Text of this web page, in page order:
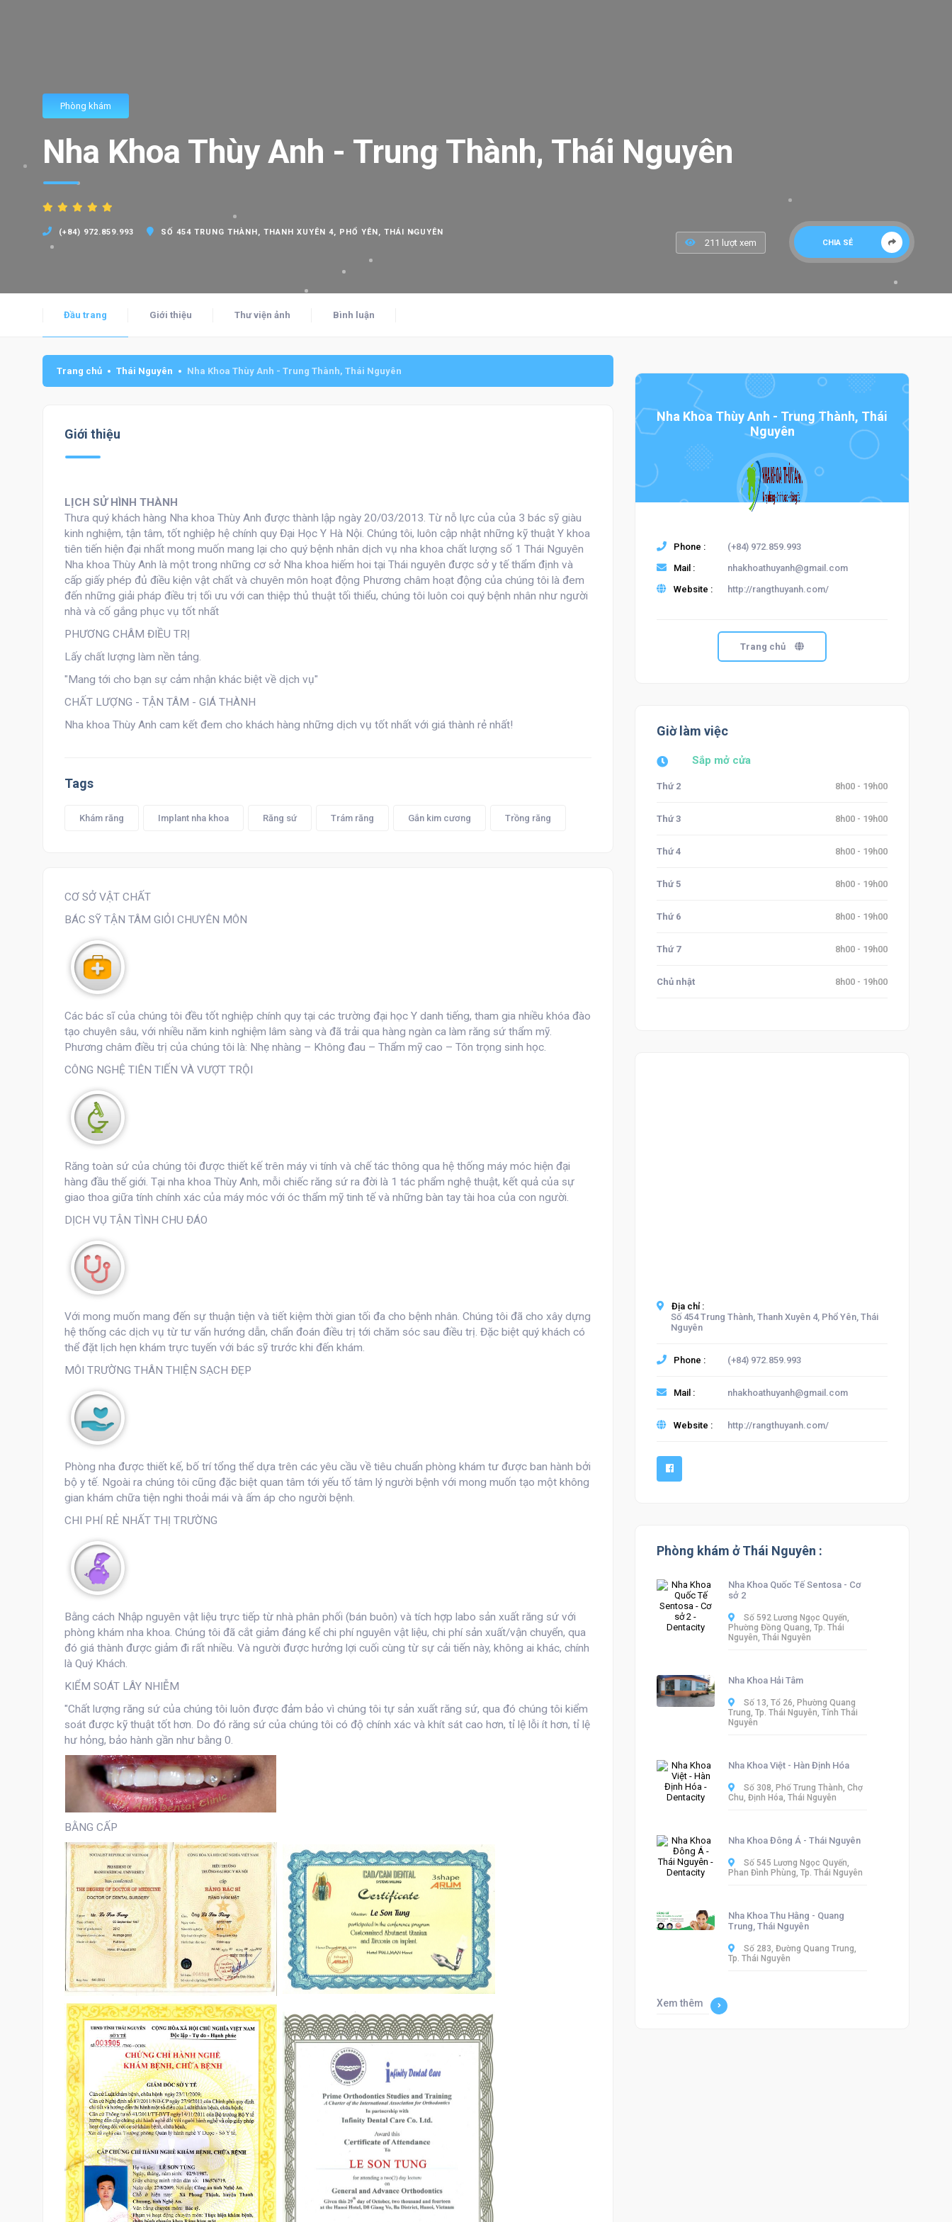
Phòng khám
Nha Khoa Thùy Anh - Trung Thành, Thái Nguyên
(+84) 972.859.993
SỐ 454 TRUNG THÀNH, THANH XUYÊN 4, PHỔ YÊN, THÁI NGUYÊN
CHIA SẺ
211 lượt xem
Đầu trang Giới thiệu Thư viện ảnh Bình luận
Trang chủ Thái Nguyên Nha Khoa Thùy Anh - Trung Thành, Thái Nguyên
Giới thiệu
LỊCH SỬ HÌNH THÀNH
Thưa quý khách hàng Nha khoa Thùy Anh được thành lập ngày 20/03/2013. Từ nỗ lực của của 3 bác sỹ giàu
kinh nghiệm, tận tâm, tốt nghiệp hệ chính quy Đại Học Y Hà Nội. Chúng tôi, luôn cập nhật những kỹ thuật Y khoa
tiên tiến hiện đại nhất mong muốn mang lại cho quý bệnh nhân dịch vụ nha khoa chất lượng số 1 Thái Nguyên
Nha khoa Thùy Anh là một trong những cơ sở Nha khoa hiếm hoi tại Thái nguyên được sở y tế thẩm định và
cấp giấy phép đủ điều kiện vật chất và chuyên môn hoạt động Phương châm hoạt động của chúng tôi là đem
đến những giải pháp điều trị tối ưu với can thiệp thủ thuật tối thiểu, chúng tôi luôn coi quý bệnh nhân như người
nhà và cố gắng phục vụ tốt nhất
PHƯƠNG CHÂM ĐIỀU TRỊ
Lấy chất lượng làm nền tảng.
"Mang tới cho bạn sự cảm nhận khác biệt về dịch vụ"
CHẤT LƯỢNG - TẬN TÂM - GIÁ THÀNH
Nha khoa Thùy Anh cam kết đem cho khách hàng những dịch vụ tốt nhất với giá thành rẻ nhất!
Tags
Khám răng Implant nha khoa Răng sứ Trám răng Gắn kim cương Trồng răng
CƠ SỞ VẬT CHẤT
BÁC SỸ TẬN TÂM GIỎI CHUYÊN MÔN
Các bác sĩ của chúng tôi đều tốt nghiệp chính quy tại các trường đại học Y danh tiếng, tham gia nhiều khóa đào
tạo chuyên sâu, với nhiều năm kinh nghiệm lâm sàng và đã trải qua hàng ngàn ca làm răng sứ thẩm mỹ.
Phương châm điều trị của chúng tôi là: Nhẹ nhàng – Không đau – Thẩm mỹ cao – Tôn trọng sinh học.
CÔNG NGHỆ TIÊN TIẾN VÀ VƯỢT TRỘI
Răng toàn sứ của chúng tôi được thiết kế trên máy vi tính và chế tác thông qua hệ thống máy móc hiện đại
hàng đầu thế giới. Tại nha khoa Thùy Anh, mỗi chiếc răng sứ ra đời là 1 tác phẩm nghệ thuật, kết quả của sự
giao thoa giữa tính chính xác của máy móc với óc thẩm mỹ tinh tế và những bàn tay tài hoa của con người.
DỊCH VỤ TẬN TÌNH CHU ĐÁO
Với mong muốn mang đến sự thuận tiện và tiết kiệm thời gian tối đa cho bệnh nhân. Chúng tôi đã cho xây dựng
hệ thống các dịch vụ từ tư vấn hướng dẫn, chẩn đoán điều trị tới chăm sóc sau điều trị. Đặc biệt quý khách có
thể đặt lịch hẹn khám trực tuyến với bác sỹ trước khi đến khám.
MÔI TRƯỜNG THÂN THIỆN SẠCH ĐẸP
Phòng nha được thiết kế, bố trí tổng thể dựa trên các yêu cầu về tiêu chuẩn phòng khám tư được ban hành bởi
bộ y tế. Ngoài ra chúng tôi cũng đặc biệt quan tâm tới yếu tố tâm lý người bệnh với mong muốn tạo một không
gian khám chữa tiện nghi thoải mái và ấm áp cho người bệnh.
CHI PHÍ RẺ NHẤT THỊ TRƯỜNG
Bằng cách Nhập nguyên vật liệu trực tiếp từ nhà phân phối (bán buôn) và tích hợp labo sản xuất răng sứ với
phòng khám nha khoa. Chúng tôi đã cắt giảm đáng kể chi phí nguyên vật liệu, chi phí sản xuất/vận chuyển, qua
đó giá thành được giảm đi rất nhiều. Và người được hưởng lợi cuối cùng từ sự cải tiến này, không ai khác, chính
là Quý Khách.
KIỂM SOÁT LÂY NHIỄM
"Chất lượng răng sứ của chúng tôi luôn được đảm bảo vì chúng tôi tự sản xuất răng sứ, qua đó chúng tôi kiểm
soát được kỹ thuật tốt hơn. Do đó răng sứ của chúng tôi có độ chính xác và khít sát cao hơn, tỉ lệ lỗi ít hơn, tỉ lệ
hư hỏng, bảo hành gần như bằng 0.
BẰNG CẤP
Nha Khoa Thùy Anh - Trung Thành, Thái
Nguyên
Phone :
(+84) 972.859.993
Mail :
nhakhoathuyanh@gmail.com
Website :
http://rangthuyanh.com/
Trang chủ
Giờ làm việc
Sắp mở cửa
Thứ 2 8h00 - 19h00
Thứ 3 8h00 - 19h00
Thứ 4 8h00 - 19h00
Thứ 5 8h00 - 19h00
Thứ 6 8h00 - 19h00
Thứ 7 8h00 - 19h00
Chủ nhật 8h00 - 19h00
Địa chỉ :
Số 454 Trung Thành, Thanh Xuyên 4, Phổ Yên, Thái
Nguyên
Phone : (+84) 972.859.993
Mail : nhakhoathuyanh@gmail.com
Website : http://rangthuyanh.com/
Phòng khám ở Thái Nguyên :
Nha Khoa Quốc Tế Sentosa - Cơ
sở 2
Số 592 Lương Ngọc Quyến,
Phường Đồng Quang, Tp. Thái
Nguyên, Thái Nguyên
Nha Khoa Hải Tâm
Số 13, Tổ 26, Phường Quang
Trung, Tp. Thái Nguyên, Tỉnh Thái
Nguyên
Nha Khoa Việt - Hàn Định Hóa
Số 308, Phố Trung Thành, Chợ
Chu, Định Hóa, Thái Nguyên
Nha Khoa Đông Á - Thái Nguyên
Số 545 Lương Ngọc Quyến,
Phan Đình Phùng, Tp. Thái Nguyên
Nha Khoa Thu Hằng - Quang
Trung, Thái Nguyên
Số 283, Đường Quang Trung,
Tp. Thái Nguyên
Xem thêm